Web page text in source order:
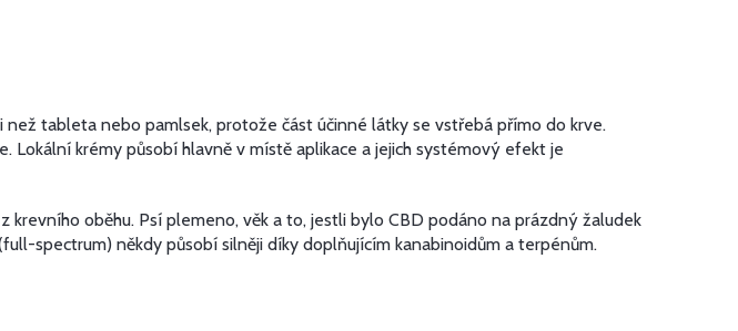
tableta nebo pamlsek, protože část účinné látky se vstřebá přímo do krve.
krémy působí hlavně v místě aplikace a jejich systémový efekt je
oběhu. Psí plemeno, věk a to, jestli bylo CBD podáno na prázdný žaludek
spectrum) někdy působí silněji díky doplňujícím kanabinoidům a terpénům.